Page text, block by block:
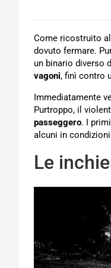
Come ricostruito
dovuto fermare.
un binario diverso
vagoni, finì contro
Immediatamente
Purtroppo, il
passeggero. I
alcuni in condizioni
Le